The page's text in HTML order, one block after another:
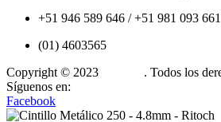
+51 946 589 646 / +51 981 093 661
(01) 4603565
Copyright © 2023
. Todos los
Síguenos en:
Facebook